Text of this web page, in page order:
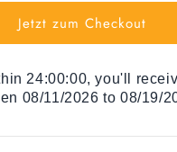
Jetzt zum Checkout
24:00:00, you'll
08/11/2026 to 08/19/